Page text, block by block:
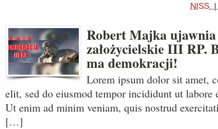
NISS
Robert Majka ujawnia
założycielskie III RP.
ma demokracji!
Lorem ipsum dolor sit amet,
elit, sed do eiusmod tempor incididunt ut labore
Ut enim ad minim veniam, quis nostrud
[…]